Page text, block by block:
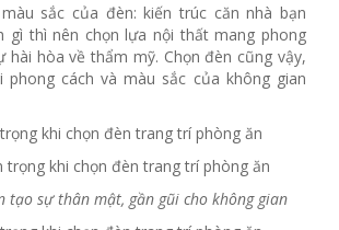
sắc của đèn: kiến trúc căn nhà bạn
gì thì nên chọn lựa nội thất mang phong
hài hòa về thẩm mỹ. Chọn đèn cũng vậy,
phong cách và màu sắc của không gian
trọng khi chọn đèn trang trí phòng ăn
tạo sự thân mật, gần gũi cho không gian